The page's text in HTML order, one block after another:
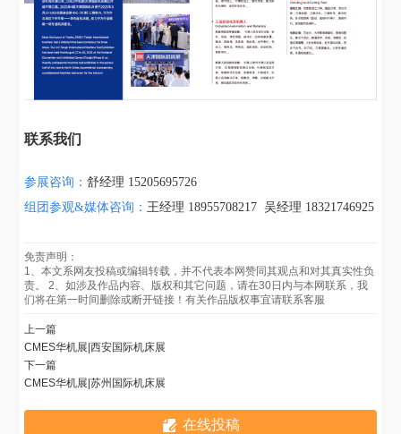
联系我们
参展咨询：舒经理 15205695726
组团参观&媒体咨询： 王经理 18955708217 吴经理 18321746925
免责声明：
1、本文系网友投稿或编辑转载，并不代表本网赞同其观点和对其真实性负
责。 2、如涉及作品内容、版权和其它问题，请在30日内与本网联系，我
们将在第一时间删除或断开链接！有关作品版权事宜请联系客服
上一篇
CMES华机展|西安国际机床展
下一篇
CMES华机展|苏州国际机床展
在线投稿